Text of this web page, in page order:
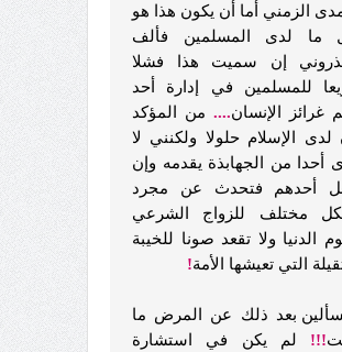
الزمني أما أن يكون هذا هو
ما لدى المسلمين فألف
إن سميت هذا فشلا
للمسلمين في إدارة أحد
غرائز الإنسان.... من المؤكد
لدى الإسلام حلولا ولكنني لا
أحدا من الجهابذة يقدمه وإن
أحدهم فتحدث عن مجرد
مختلف للزواج الشرعي
الدنيا ولا تقعد صونا للخيبة
التي تعيشها الأمة!
بعد ذلك عن المرض ما
!!!
لم يكن في استشارة